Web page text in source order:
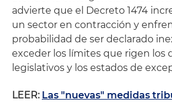
advierte que el Decreto 1474
un sector en contracción y
probabilidad de ser declarado
exceder los límites que rigen los
legislativos y los estados de
LEER: Las "nuevas" medidas